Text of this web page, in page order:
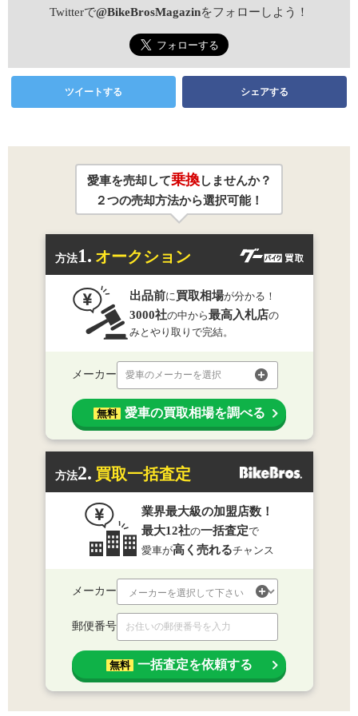
Twitterで@BikeBrosMagazinをフォローしよう！
ツイートする シェアする
愛車を売却して乗換しませんか？
２つの売却方法から選択可能！
方法1. オークション
出品前に 買取相場が分かる！
3000社の中から最高入札店の
みとやり取りで完結。
メーカー 愛車のメーカーを選択
無料 愛車の買取相場を調べる
方法2. 買取一括査定
業界最大級の加盟店数！
最大12社の一括査定で
愛車が高く売れるチャンス
メーカー
郵便番号
無料 一括査定を依頼する